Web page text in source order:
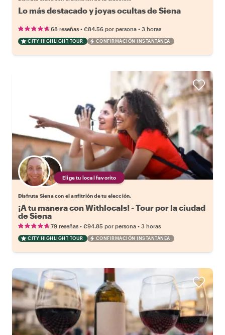
Lo más destacado y joyas ocultas de Siena
68 reseñas • €84.56 por persona • 3 horas
CITY HIGHLIGHT TOUR CONFIRMACIÓN INSTANTÁNEA
Elige tu local favorito
Disfruta Siena con el anfitrión de tu elección.
¡A tu manera con Withlocals! - Tour por la ciudad
de Siena
79 reseñas • €94.85 por persona • 3 horas
CITY HIGHLIGHT TOUR CONFIRMACIÓN INSTANTÁNEA